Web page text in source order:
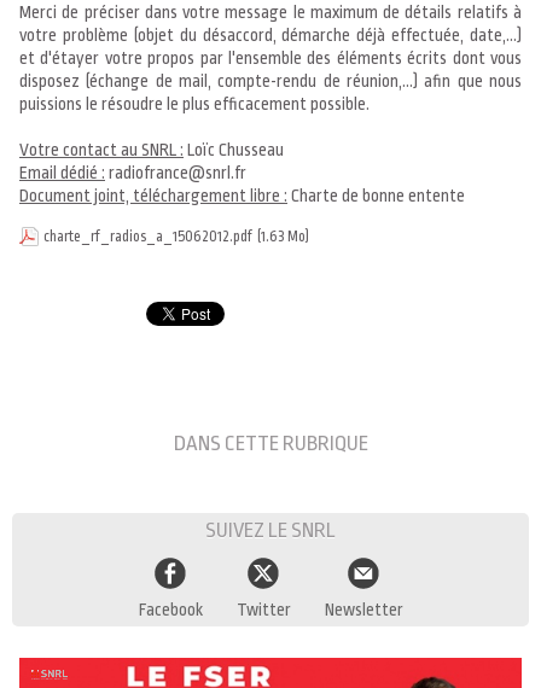
Merci de préciser dans votre message le maximum de détails relatifs à
votre problème (objet du désaccord, démarche déjà effectuée, date,...)
et d'étayer votre propos par l'ensemble des éléments écrits dont vous
disposez (échange de mail, compte-rendu de réunion,...) afin que nous
puissions le résoudre le plus efficacement possible.
Votre contact au SNRL : Loïc Chusseau
Email dédié : radiofrance@snrl.fr
Document joint, téléchargement libre : Charte de bonne entente
charte_rf_radios_a_15062012.pdf (1.63 Mo)
DANS CETTE RUBRIQUE
SUIVEZ LE SNRL
Facebook Twitter Newsletter